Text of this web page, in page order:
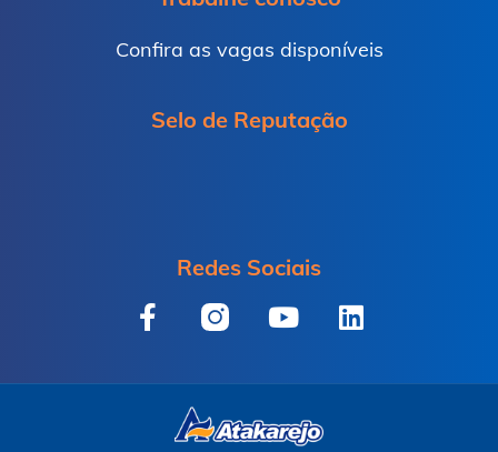
Confira as vagas disponíveis
Selo de Reputação
Redes Sociais